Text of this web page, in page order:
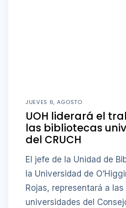
JUEVES 6, AGOSTO
UOH liderará el
las bibliotecas
del CRUCH
El jefe de la Unidad de
la Universidad de
Rojas, representará a las
universidades del